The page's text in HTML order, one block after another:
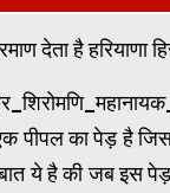
देता है हरियाणा
पीपल का पेड़ है
ये है की जब इस पेड़